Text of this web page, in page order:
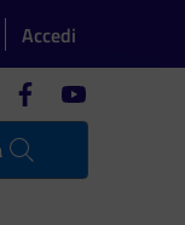
Accedi
facebookyoutube